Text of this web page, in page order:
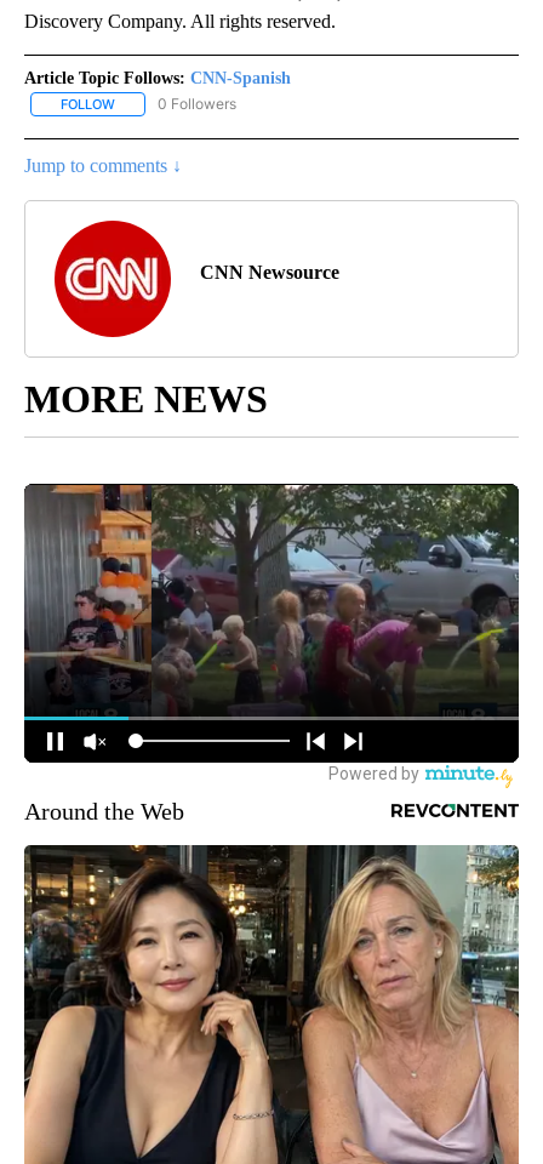
Discovery Company. All rights reserved.
Article Topic Follows: CNN-Spanish
FOLLOW FOLLOW "CNN-SPANISH" TO RECEIVE NOTIFICATIONS ABOUT
0 Followers
Jump to comments ↓
CNN Newsource
MORE NEWS
Around the Web